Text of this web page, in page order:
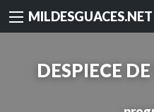
MILDESGUACES.NET
DESPIECE